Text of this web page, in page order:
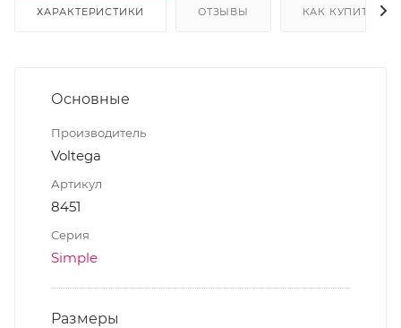
ХАРАКТЕРИСТИКИ ОТЗЫВЫ КАК КУПИТЬ
Основные
Производитель
Voltega
Артикул
8451
Серия
Simple
Размеры